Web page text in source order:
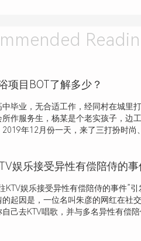
项目BOT了解多少？
毕业，无合适工作，经同村在城里
作服务生，杨某是个老实孩子，边
年12月份一天，来了三打扮时尚
娱乐接受异性有偿陪侍的
KTV娱乐接受异性有偿陪侍的事件”
起因是，一位名叫朱彦的网红在社
己去KTV唱歌，并与多名异性有偿陪